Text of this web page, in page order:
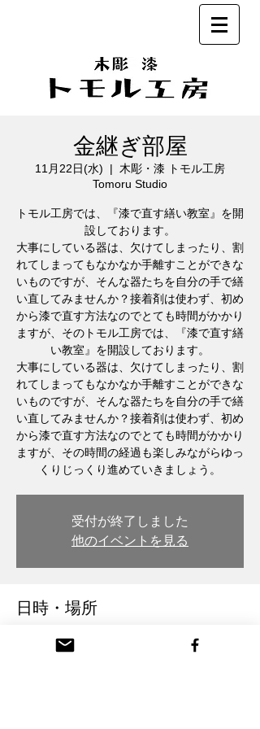
金継ぎ部屋
11月22日(水)
  |
木彫・漆 トモル工房
Tomoru Studio
トモル工房では、『漆で直す繕い教室』を開
設しております。
大事にしている器は、欠けてしまったり、割
れてしまってもなかなか手離すことができな
いものですが、そんな器たちを自分の手で繕
い直してみませんか？接着剤は使わず、初め
から漆で直す方法なのでとても時間がかかり
ますが、そのトモル工房では、『漆で直す繕
い教室』を開設しております。
大事にしている器は、欠けてしまったり、割
れてしまってもなかなか手離すことができな
いものですが、そんな器たちを自分の手で繕
い直してみませんか？接着剤は使わず、初め
から漆で直す方法なのでとても時間がかかり
ますが、その時間の経過も楽しみながらゆっ
くりじっくり進めていきましょう。
受付が終了しました
他のイベントを見る
日時・場所
2023年11月22日 19:00
木彫・漆 トモル工房 Tomoru Studio, 日本、